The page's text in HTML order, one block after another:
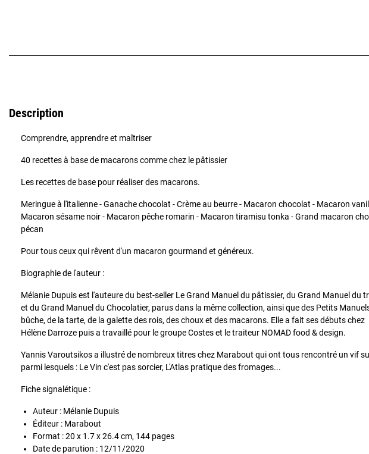
Description
Comprendre, apprendre et maîtriser
40 recettes à base de macarons comme chez le pâtissier
Les recettes de base pour réaliser des macarons.
Meringue à l'italienne - Ganache chocolat - Crème au beurre - Macaron chocolat - Macaron
Macaron sésame noir - Macaron pêche romarin - Macaron tiramisu tonka - Grand macaron
pécan
Pour tous ceux qui rêvent d'un macaron gourmand et généreux.
Biographie de l'auteur :
Mélanie Dupuis est l'auteure du best-seller Le Grand Manuel du pâtissier, du Grand Manuel du
et du Grand Manuel du Chocolatier, parus dans la même collection, ainsi que des Petits
bûche, de la tarte, de la galette des rois, des choux et des macarons. Elle a fait ses débuts chez
Hélène Darroze puis a travaillé pour le groupe Costes et le traiteur NOMAD food & design.
Yannis Varoutsikos a illustré de nombreux titres chez Marabout qui ont tous rencontré un vif
parmi lesquels : Le Vin c'est pas sorcier, L'Atlas pratique des fromages...
Fiche signalétique :
Auteur : Mélanie Dupuis
Éditeur : Marabout
Format : 20 x 1.7 x 26.4 cm, 144 pages
Date de parution : 12/11/2020